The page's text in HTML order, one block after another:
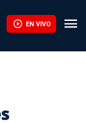
EN VIVO